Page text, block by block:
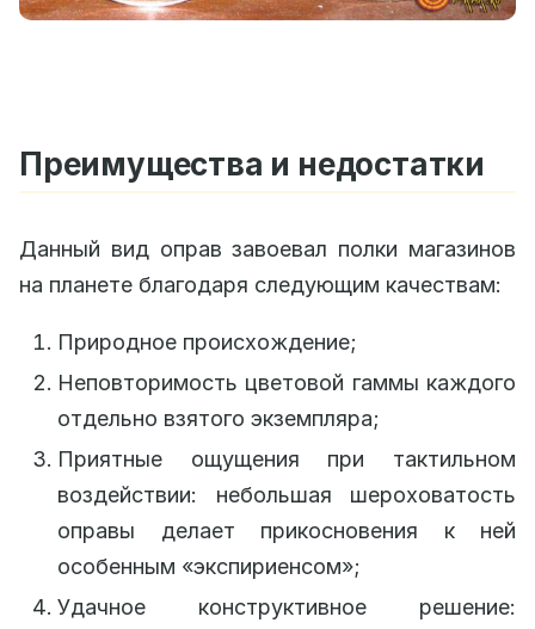
Преимущества и недостатки
Данный вид оправ завоевал полки магазинов
на планете благодаря следующим качествам:
Природное происхождение;
Неповторимость цветовой гаммы каждого
отдельно взятого экземпляра;
Приятные ощущения при тактильном
воздействии: небольшая шероховатость
оправы делает прикосновения к ней
особенным «экспириенсом»;
Удачное конструктивное решение: